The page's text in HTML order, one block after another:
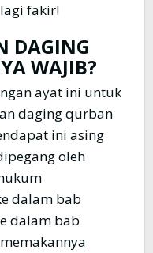
fakir!
DAGING
WAJIB?
ayat ini untuk
daging qurban
ini asing
oleh
dalam bab
dalam bab